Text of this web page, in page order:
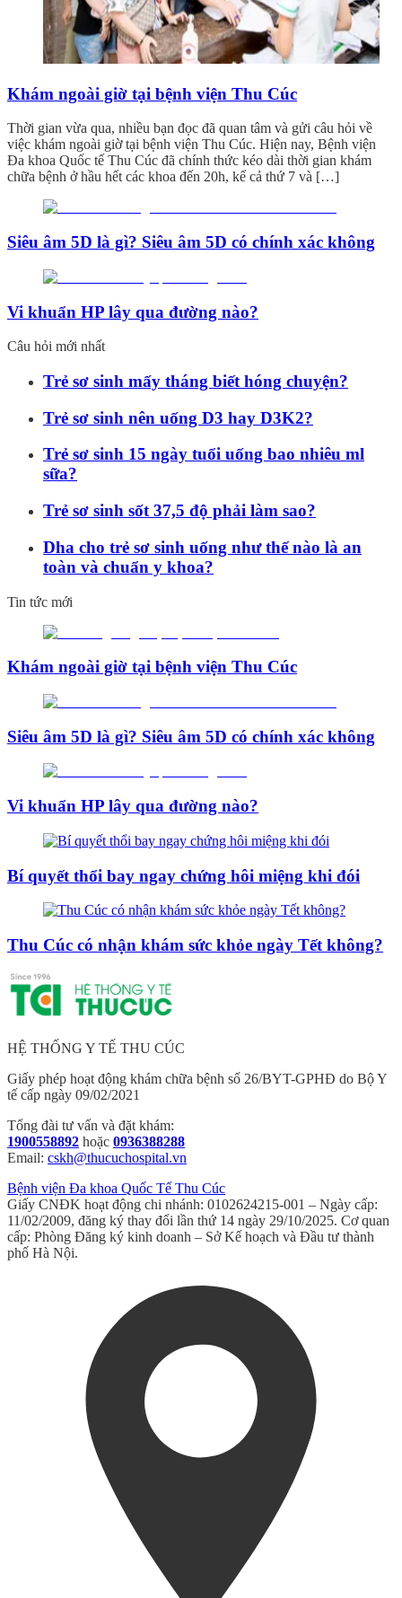
Khám ngoài giờ tại bệnh viện Thu Cúc
Thời gian vừa qua, nhiều bạn đọc đã quan tâm và gửi câu hỏi về
việc khám ngoài giờ tại bệnh viện Thu Cúc. Hiện nay, Bệnh viện
Đa khoa Quốc tế Thu Cúc đã chính thức kéo dài thời gian khám
chữa bệnh ở hầu hết các khoa đến 20h, kể cả thứ 7 và […]
Siêu âm 5D là gì? Siêu âm 5D có chính xác không
Vi khuẩn HP lây qua đường nào?
Câu hỏi mới nhất
Trẻ sơ sinh mấy tháng biết hóng chuyện?
Trẻ sơ sinh nên uống D3 hay D3K2?
Trẻ sơ sinh 15 ngày tuổi uống bao nhiêu ml
sữa?
Trẻ sơ sinh sốt 37,5 độ phải làm sao?
Dha cho trẻ sơ sinh uống như thế nào là an
toàn và chuẩn y khoa?
Tin tức mới
Khám ngoài giờ tại bệnh viện Thu Cúc
Siêu âm 5D là gì? Siêu âm 5D có chính xác không
Vi khuẩn HP lây qua đường nào?
Bí quyết thổi bay ngay chứng hôi miệng khi đói
Thu Cúc có nhận khám sức khỏe ngày Tết không?
HỆ THỐNG Y TẾ THU CÚC
Giấy phép hoạt động khám chữa bệnh số 26/BYT-GPHĐ do Bộ Y
tế cấp ngày 09/02/2021
Tổng đài tư vấn và đặt khám:
1900558892 hoặc 0936388288
Email: cskh@thucuchospital.vn
Bệnh viện Đa khoa Quốc Tế Thu Cúc
Giấy CNĐK hoạt động chi nhánh: 0102624215-001 – Ngày cấp:
11/02/2009, đăng ký thay đổi lần thứ 14 ngày 29/10/2025. Cơ quan
cấp: Phòng Đăng ký kinh doanh – Sở Kế hoạch và Đầu tư thành
phố Hà Nội.